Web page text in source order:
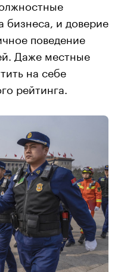
бизнеса, и доверие
поведение
Даже местные
на себе
рейтинга.